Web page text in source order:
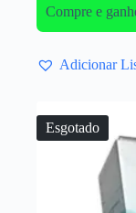
Compre e
Adicionar
Esgotado